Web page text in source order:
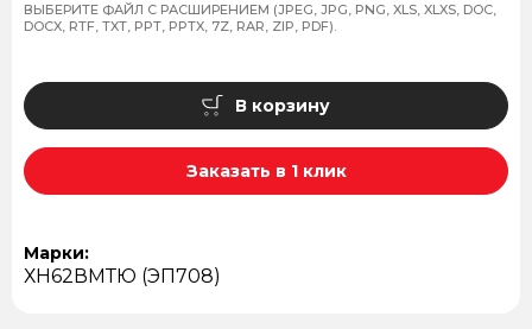
ВЫБЕРИТЕ ФАЙЛ С РАСШИРЕНИЕМ (JPEG, JPG, PNG, XLS, XLXS, DOC,
DOCX, RTF, TXT, PPT, PPTX, 7Z, RAR, ZIP, PDF).
В корзину
Заказать в 1 клик
Марки:
ХН62ВМТЮ (ЭП708)